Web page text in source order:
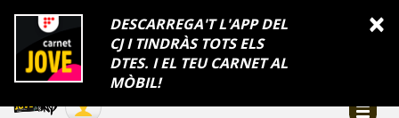
×
DESCARREGA'T L'APP DEL
CJ I TINDRÀS TOTS ELS
DTES. I EL TEU CARNET AL
MÒBIL!
Català
Temes
Serveis Generalitat Catalunya Seu electrònica
FES-TE EL CJ
COL·LABORADORS
CONTACTE